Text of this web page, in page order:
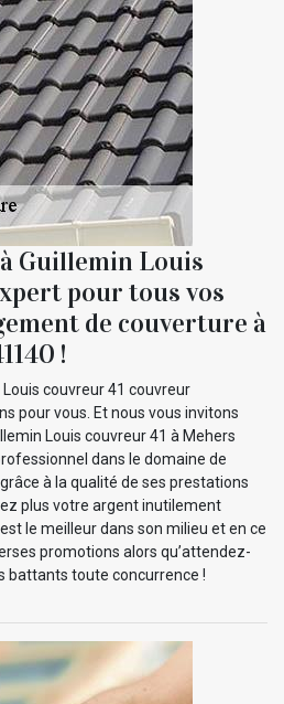
Guillemin Louis
pour tous vos
de couverture à
!
couvreur 41 couvreur
pour vous. Et nous vous invitons
Louis couvreur 41 à Mehers
dans le domaine de
à la qualité de ses prestations
plus votre argent inutilement
le meilleur dans son milieu et en ce
promotions alors qu’attendez-
battants toute concurrence !